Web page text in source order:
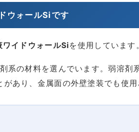
ウォールSiです
ワイドウォールSiを使用しています。
系の材料を選んでいます。弱溶剤
あり、金属面の外壁塗装でも使用